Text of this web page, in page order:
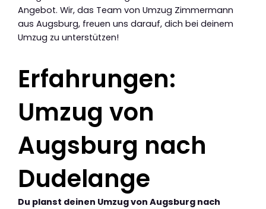
Angebot. Wir, das Team von Umzug Zimmermann
aus Augsburg, freuen uns darauf, dich bei deinem
Umzug zu unterstützen!
Erfahrungen:
Umzug von
Augsburg nach
Dudelange
Du planst deinen Umzug von Augsburg nach